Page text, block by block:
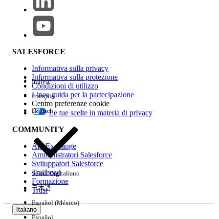
Amministratori Cloud:
l'accettazione una tantum della
finestra di dialogo Termini e
condizioni, l'amministratore Cloud
non potrà farlo durante questa
finestra di manutenzione. Di
conseguenza, non potrà procedere
Amministratori dei siti e utenti finali:
accedere ai loro siti Tableau Cloud e interagire
regolarmente con tutte le funzionalità relative
(visualizzazione/creazione/modifica). Tutte le
SALESFORCE
Informativa sulla privacy
Informativa sulla protezione
Condizioni di utilizzo
Linee guida per la partecipazione
Centro preferenze cookie
Le tue scelte in materia di privacy
COMMUNITY
AppExchange
Amministratori Salesforce
Sviluppatori Salesforce
Trailhead
Formazione
Trust
Italiano
Inglese
Français
Deutsch
Select OrgItaliano
日本語
Español (México)
Español